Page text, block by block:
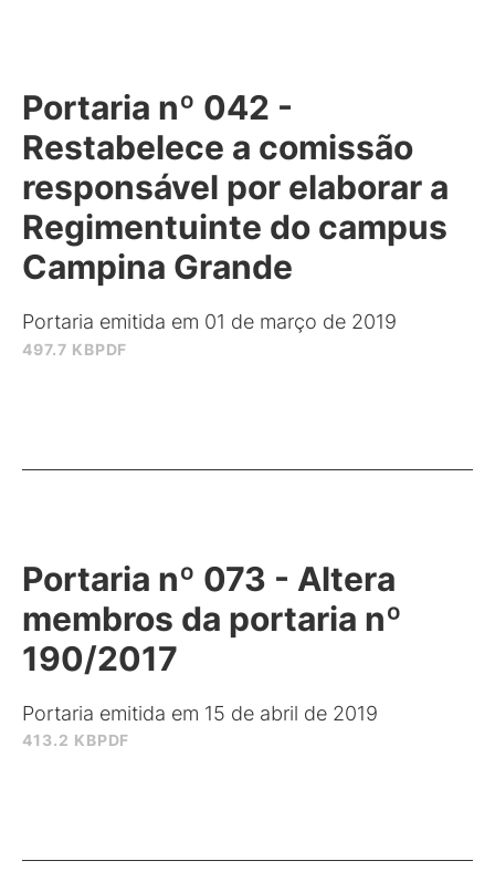
497.7 KBPDF
Portaria nº 042 -
Restabelece a comissão
responsável por elaborar a
Regimentuinte do campus
Campina Grande
Portaria emitida em 01 de março de 2019
413.2 KBPDF
Portaria nº 073 - Altera
membros da portaria nº
190/2017
Portaria emitida em 15 de abril de 2019